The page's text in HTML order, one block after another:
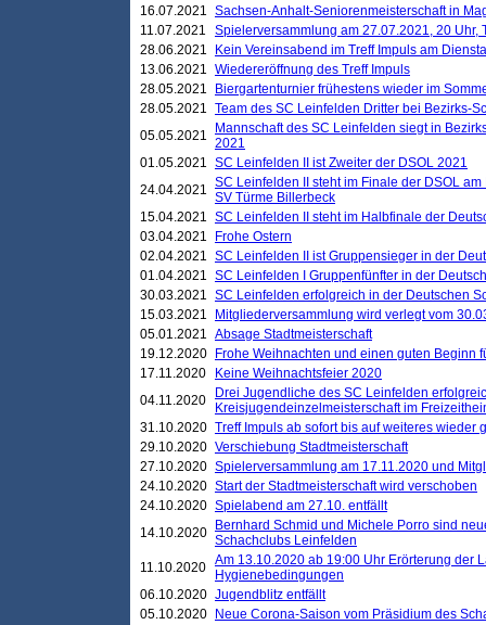
16.07.2021 Sachsen-Anhalt-Seniorenmeisterschaft in
11.07.2021
Spielerversammlung am 27.07.2021, 20 Uhr,
28.06.2021
Kein Vereinsabend im Treff Impuls am
13.06.2021 Wiedereröffnung des Treff Impuls
28.05.2021
Biergartenturnier frühestens wieder im
28.05.2021 Team des SC Leinfelden Dritter bei Bezirks-
05.05.2021
Mannschaft des SC Leinfelden siegt in
2021
01.05.2021 SC Leinfelden II ist Zweiter der DSOL 2021
24.04.2021 SC Leinfelden II steht im Finale der DSOL
SV Türme Billerbeck
15.04.2021 SC Leinfelden II steht im Halbfinale der
03.04.2021
Frohe Ostern
02.04.2021 SC Leinfelden II ist Gruppensieger in der
01.04.2021 SC Leinfelden I Gruppenfünfter in der
30.03.2021 SC Leinfelden erfolgreich in der Deutschen
15.03.2021
Mitgliederversammlung wird verlegt vom
05.01.2021 Absage Stadtmeisterschaft
19.12.2020
Frohe Weihnachten und einen guten Beginn
17.11.2020
Keine Weihnachtsfeier 2020
04.11.2020
Drei Jugendliche des SC Leinfelden
Kreisjugendeinzelmeisterschaft im
31.10.2020 Treff Impuls ab sofort bis auf weiteres wieder
29.10.2020 Verschiebung Stadtmeisterschaft
27.10.2020 Spielerversammlung am 17.11.2020 und
24.10.2020 Start der Stadtmeisterschaft wird verschoben
24.10.2020 Spielabend am 27.10. entfällt
14.10.2020
Bernhard Schmid und Michele Porro sind
Schachclubs Leinfelden
11.10.2020 Am 13.10.2020 ab 19:00 Uhr Erörterung der
Hygienebedingungen
06.10.2020 Jugendblitz entfällt
05.10.2020
Neue Corona-Saison vom Präsidium des